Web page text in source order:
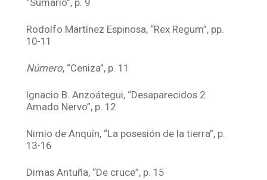
Rodolfo Martínez Espinosa, “Rex Regum”, pp.
10-11
Número, “Ceniza”, p. 11
Ignacio B. Anzoátegui, “Desaparecidos 2.
Amado Nervo”, p. 12
Nimio de Anquín, “La posesión de la tierra”, p.
13-16
Dimas Antuña, “De cruce”, p. 15